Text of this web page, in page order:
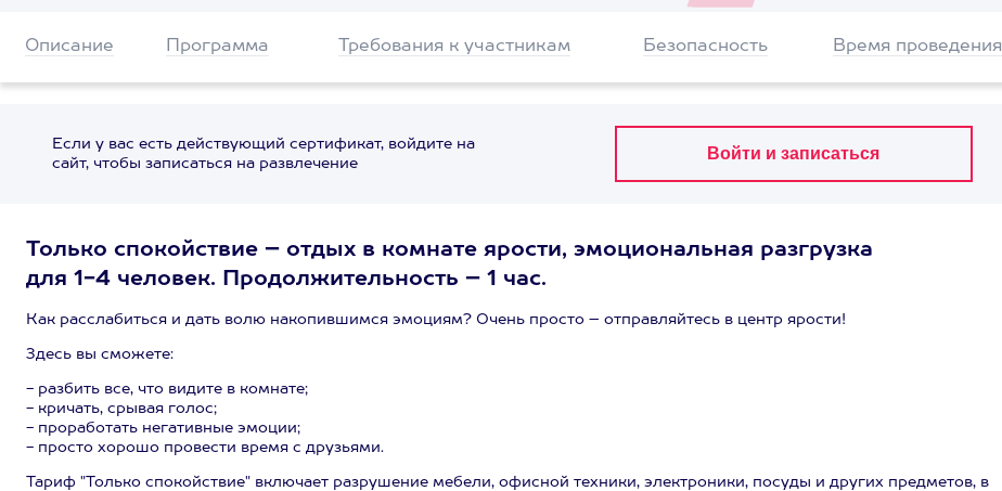
Описание Программа Требования к участникам Безопасность Время проведения
Если у вас есть действующий сертификат, войдите на
сайт, чтобы записаться на развлечение
Только спокойствие – отдых в комнате ярости, эмоциональная разгрузка
для 1-4 человек. Продолжительность – 1 час.
Как расслабиться и дать волю накопившимся эмоциям? Очень просто – отправляйтесь в центр ярости!
Здесь вы сможете:
- разбить все, что видите в комнате;
- кричать, срывая голос;
- проработать негативные эмоции;
- просто хорошо провести время с друзьями.
Тариф "Только спокойствие" включает разрушение мебели, офисной техники, электроники, посуды и других предметов, в